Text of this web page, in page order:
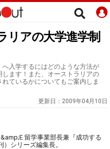
リアの大学進学制
入学するにはどのような方法が
ます！また、オーストラリアの
ているかについてもご案内しま
更新日： 2009年04月10日
留学事業部長兼『成功する
シリーズ編集長。